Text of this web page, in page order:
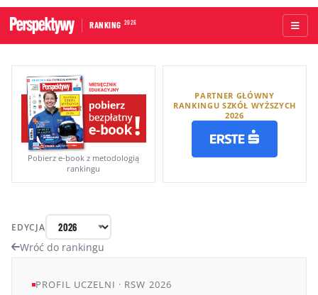
RANKING 2026
STRONA GŁÓWNA
UCZELNIE AKADEMICKIE
UCZELNIE ZAWODOWE
RANKINGI WG TYPÓW UCZELNI
RANKINGI WG GRUP KRYTERIÓW
RANKING KIERUNKÓW STUDIÓW
Pobierz e-book z metodologią
rankingu
PARTNER GŁÓWNY
RANKINGU SZKÓŁ WYŻSZYCH
2026
Wróć do rankingu
EDYCJA
PROFIL UCZELNI · RSW 2026